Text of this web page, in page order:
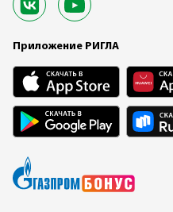
Приложение РИГЛА